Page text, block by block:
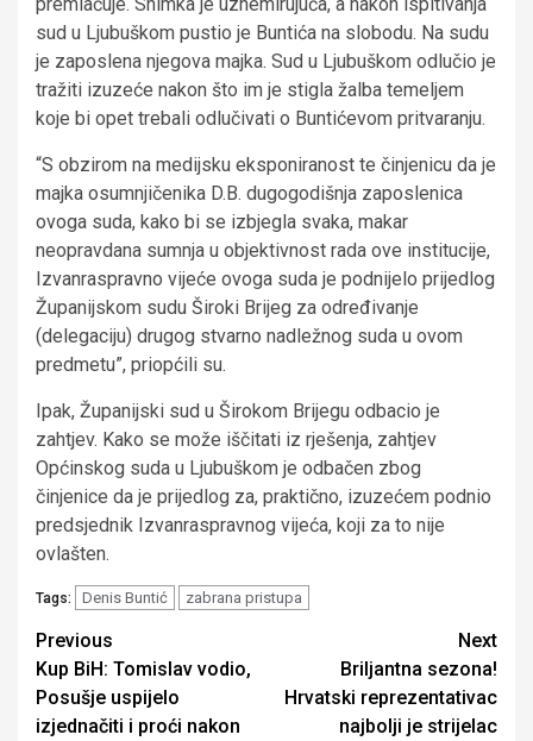
sud u Ljubuškom pustio je Buntića na slobodu. Na sudu
je zaposlena njegova majka. Sud u Ljubuškom odlučio je
tražiti izuzeće nakon što im je stigla žalba temeljem
koje bi opet trebali odlučivati o Buntićevom pritvaranju.
“S obzirom na medijsku eksponiranost te činjenicu da je
majka osumnjičenika D.B. dugogodišnja zaposlenica
ovoga suda, kako bi se izbjegla svaka, makar
neopravdana sumnja u objektivnost rada ove institucije,
Izvanraspravno vijeće ovoga suda je podnijelo prijedlog
Županijskom sudu Široki Brijeg za određivanje
(delegaciju) drugog stvarno nadležnog suda u ovom
predmetu”, priopćili su.
Ipak, Županijski sud u Širokom Brijegu odbacio je
zahtjev. Kako se može iščitati iz rješenja, zahtjev
Općinskog suda u Ljubuškom je odbačen zbog
činjenice da je prijedlog za, praktično, izuzećem podnio
predsjednik Izvanraspravnog vijeća, koji za to nije
ovlašten.
Tags: Denis Buntić zabrana pristupa
Continue
Reading
Previous
Kup BiH: Tomislav vodio,
Posušje uspijelo
izjednačiti i proći nakon
Next
Briljantna sezona!
Hrvatski reprezentativac
najbolji je strijelac